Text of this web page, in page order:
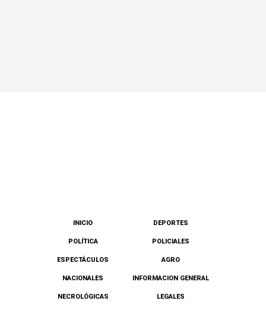
INICIO DEPORTES
POLÍTICA POLICIALES
ESPECTÁCULOS AGRO
NACIONALES INFORMACION GENERAL
NECROLÓGICAS LEGALES